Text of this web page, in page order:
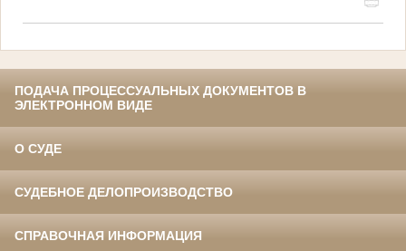
ПОДАЧА ПРОЦЕССУАЛЬНЫХ ДОКУМЕНТОВ В
ЭЛЕКТРОННОМ ВИДЕ
О СУДЕ
СУДЕБНОЕ ДЕЛОПРОИЗВОДСТВО
СПРАВОЧНАЯ ИНФОРМАЦИЯ